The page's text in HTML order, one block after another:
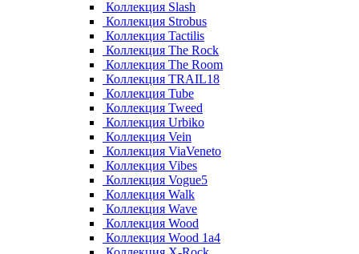
Коллекция Slash
Коллекция Strobus
Коллекция Tactilis
Коллекция The Rock
Коллекция The Room
Коллекция TRAIL18
Коллекция Tube
Коллекция Tweed
Коллекция Urbiko
Коллекция Vein
Коллекция ViaVeneto
Коллекция Vibes
Коллекция Vogue5
Коллекция Walk
Коллекция Wave
Коллекция Wood
Коллекция Wood 1a4